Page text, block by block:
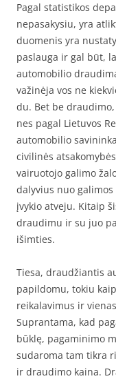
Pagal statistikos
nepasakysiu, yra
duomenis yra
paslauga ir gal būt,
automobilio
važinėja vos ne
du. Bet be
nes pagal Lietuvos
automobilio
civilinės
vairuotojo galimo
dalyvius nuo
įvykio atveju. Kitaip
draudimu ir su juo
išimties.
Tiesa, draudžiantis
papildomu, tokiu
reikalavimus ir
Suprantama, kad
būklę, pagaminimo
sudaroma tam tikra
ir draudimo kaina.